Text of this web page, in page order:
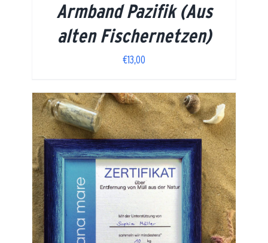
Armband Pazifik (Aus
alten Fischernetzen)
€13,00